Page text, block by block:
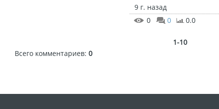
9 г. назад
0
0 0.0
1-10
Всего комментариев: 0